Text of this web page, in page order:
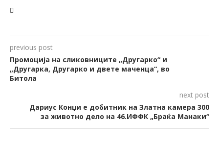
previous post
Промоција на сликовниците „Другарко“ и
„Другарка, Другарко и двете маченца“, во
Битола
next post
Дариус Конџи е добитник на Златна камера 300
за животно дело на 46.ИФФК „Браќа Манаки“